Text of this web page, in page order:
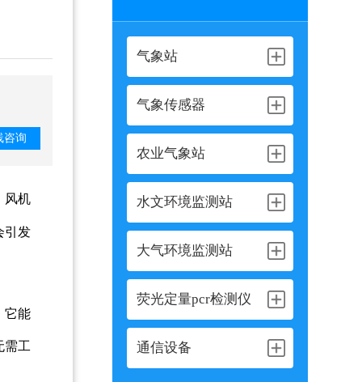
气象站
气象传感器
农业气象站
水文环境监测站
大气环境监测站
荧光定量pcr检测仪
通信设备
咨询
风机
引发
它能
需工